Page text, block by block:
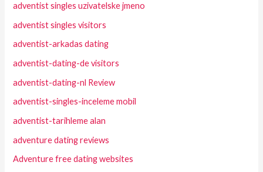
adventist singles uzivatelske jmeno
adventist singles visitors
adventist-arkadas dating
adventist-dating-de visitors
adventist-dating-nl Review
adventist-singles-inceleme mobil
adventist-tarihleme alan
adventure dating reviews
Adventure free dating websites